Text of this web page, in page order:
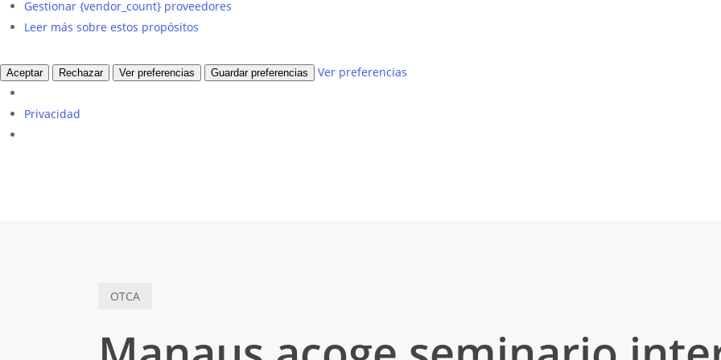
Gestionar {vendor_count} proveedores
Leer más sobre estos propósitos
Aceptar Rechazar Ver preferencias Guardar preferencias Ver preferencias
Privacidad
OTCA